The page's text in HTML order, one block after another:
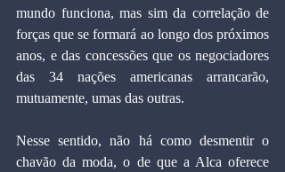
mundo funciona, mas sim da correlação de
forças que se formará ao longo dos próximos
anos, e das concessões que os negociadores
das 34 nações americanas arrancarão,
mutuamente, umas das outras.
Nesse sentido, não há como desmentir o
chavão da moda, o de que a Alca oferece